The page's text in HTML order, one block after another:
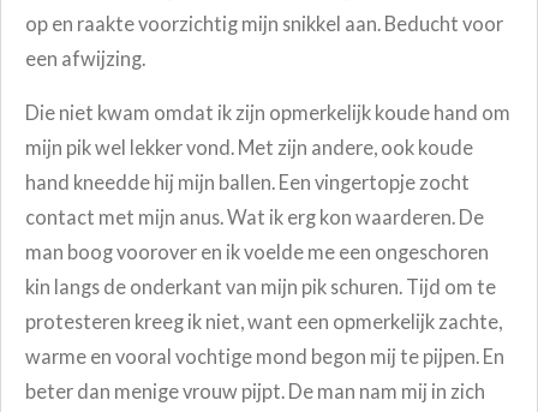
op en raakte voorzichtig mijn snikkel aan. Beducht voor
een afwijzing.
Die niet kwam omdat ik zijn opmerkelijk koude hand om
mijn pik wel lekker vond. Met zijn andere, ook koude
hand kneedde hij mijn ballen. Een vingertopje zocht
contact met mijn anus. Wat ik erg kon waarderen. De
man boog voorover en ik voelde me een ongeschoren
kin langs de onderkant van mijn pik schuren. Tijd om te
protesteren kreeg ik niet, want een opmerkelijk zachte,
warme en vooral vochtige mond begon mij te pijpen. En
beter dan menige vrouw pijpt. De man nam mij in zich